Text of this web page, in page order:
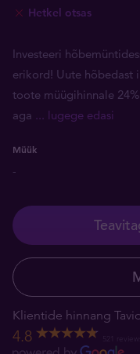
Hetkel otsas
Investeeri
erikord! Uute hõbedast
toote müügihinnale
aga ... lugege edasi
Müük
-
Klientide hinnang
4.8